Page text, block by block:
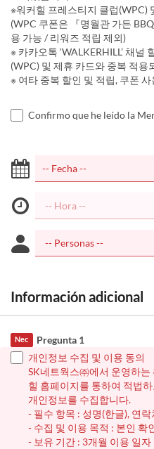
※워커힐 프레스티지 클럽(WPC)
(WPC 쿠폰은 『명월관 가든
용 가능 / 리워즈 적립 제외)
※ 카카오톡 ‘WALKERHILL’ 채
(WPC) 및 제휴 카드와 중복 적용
※ 여타 중복 할인 및 적립, 쿠폰
Confirmo que he leído la
Información adicional
Pregunta 1
Nec
개인정보 수집 및 이용 동의
SK네트웍스㈜에서 운영하는
힐 홈페이지를 통하여 적법
개인정보를 수집합니다.
- 필수 항목 : 성명(한글), 연락
- 수집 및 이용 목적 : 본인 확
- 보유 기간 : 3개월 이용 일자